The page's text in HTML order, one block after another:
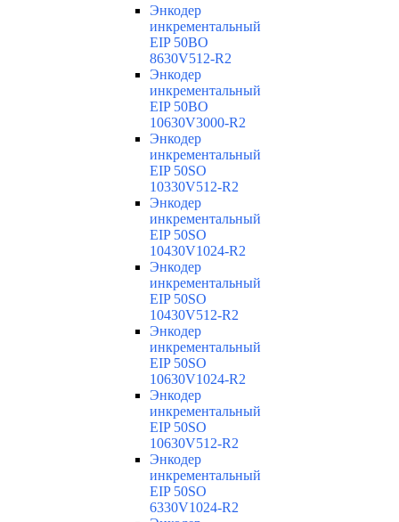
Энкодер
инкрементальный
EIP 50BO
8630V512-R2
Энкодер
инкрементальный
EIP 50BO
10630V3000-R2
Энкодер
инкрементальный
EIP 50SO
10330V512-R2
Энкодер
инкрементальный
EIP 50SO
10430V1024-R2
Энкодер
инкрементальный
EIP 50SO
10430V512-R2
Энкодер
инкрементальный
EIP 50SO
10630V1024-R2
Энкодер
инкрементальный
EIP 50SO
10630V512-R2
Энкодер
инкрементальный
EIP 50SO
6330V1024-R2